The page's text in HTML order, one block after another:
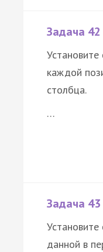
Задача 42
каждой
столбца.
…
Задача 43
данной в